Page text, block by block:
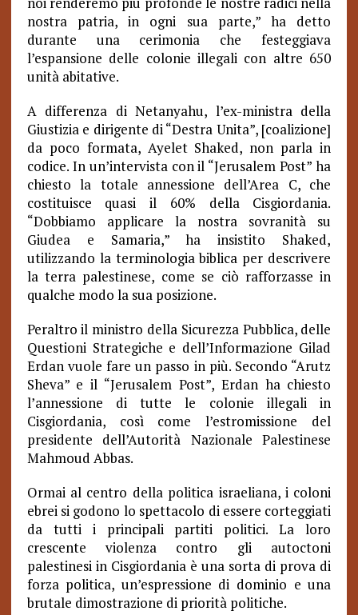
nostra patria, in ogni sua parte,” ha detto
durante una cerimonia che festeggiava
l’espansione delle colonie illegali con altre 650
unità abitative.
A differenza di Netanyahu, l’ex-ministra della
Giustizia e dirigente di “Destra Unita”, [coalizione]
da poco formata, Ayelet Shaked, non parla in
codice. In un’intervista con il “Jerusalem Post” ha
chiesto la totale annessione dell’Area C, che
costituisce quasi il 60% della Cisgiordania.
“Dobbiamo applicare la nostra sovranità su
Giudea e Samaria,” ha insistito Shaked,
utilizzando la terminologia biblica per descrivere
la terra palestinese, come se ciò rafforzasse in
qualche modo la sua posizione.
Peraltro il ministro della Sicurezza Pubblica, delle
Questioni Strategiche e dell’Informazione Gilad
Erdan vuole fare un passo in più. Secondo “Arutz
Sheva” e il “Jerusalem Post”, Erdan ha chiesto
l’annessione di tutte le colonie illegali in
Cisgiordania, così come l’estromissione del
presidente dell’Autorità Nazionale Palestinese
Mahmoud Abbas.
Ormai al centro della politica israeliana, i coloni
ebrei si godono lo spettacolo di essere corteggiati
da tutti i principali partiti politici. La loro
crescente violenza contro gli autoctoni
palestinesi in Cisgiordania è una sorta di prova di
forza politica, un’espressione di dominio e una
brutale dimostrazione di priorità politiche.